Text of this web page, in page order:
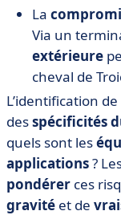
La
Via un
extérieure
cheval de
L’identification
desspécificités
quels sont les
applications?
pondérer ces
gravité et de